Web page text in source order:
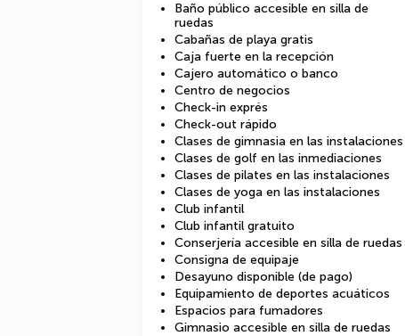
Baño público accesible en silla de
ruedas
Cabañas de playa gratis
Caja fuerte en la recepción
Cajero automático o banco
Centro de negocios
Check-in exprés
Check-out rápido
Clases de gimnasia en las instalaciones
Clases de golf en las inmediaciones
Clases de pilates en las instalaciones
Clases de yoga en las instalaciones
Club infantil
Club infantil gratuito
Conserjería accesible en silla de ruedas
Consigna de equipaje
Desayuno disponible (de pago)
Equipamiento de deportes acuáticos
Espacios para fumadores
Gimnasio accesible en silla de ruedas